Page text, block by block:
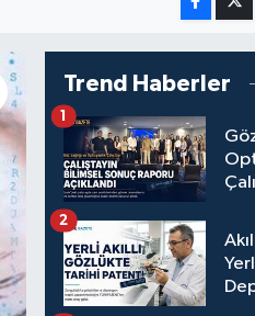
Trend Haberler
1
2